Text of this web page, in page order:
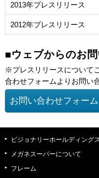
2013年プレスリリース
2012年プレスリリース
■ウェブからのお
※プレスリリースについて
合わせフォームよりお問い
お問い合わせフォーム
ビジョナリーホールディング
メガネスーパーについて
フレーム